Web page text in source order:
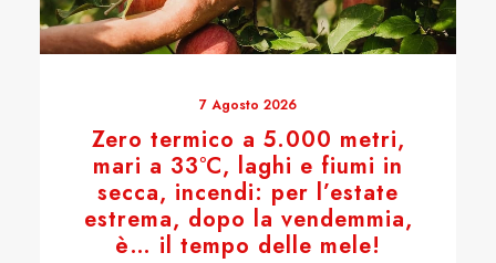
7 Agosto 2026
Zero termico a 5.000 metri,
mari a 33°C, laghi e fiumi in
secca, incendi: per l’estate
estrema, dopo la vendemmia,
è… il tempo delle mele!